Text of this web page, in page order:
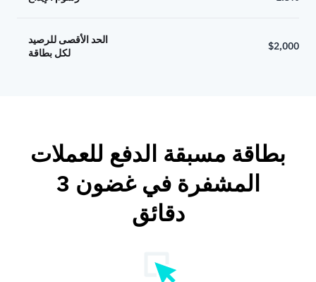
الحد الأقصى للرصيد
لكل بطاقة
$2,000
بطاقة مسبقة الدفع للعملات
المشفرة في غضون 3
دقائق